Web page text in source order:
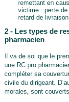
remettant en
victime : perte
retard de
2 - Les types de
pharmacien
Il va de soi que le
une RC pro
compléter sa
civile du dirigeant.
morales, sont